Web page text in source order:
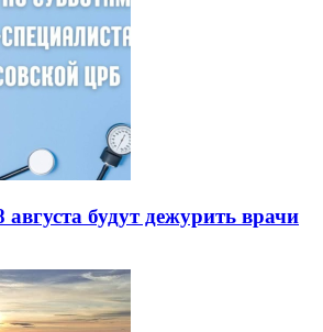
будут дежурить врачи